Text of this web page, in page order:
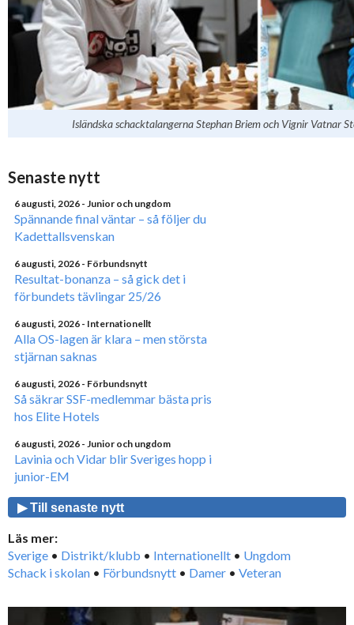
Isländska schacktalangerna Stephan Briem och Vignir Vatnar
Senaste nytt
6 augusti, 2026 - Junior och ungdom
Spännande final väntar – så följer du
Kadettallsvenskan
6 augusti, 2026 - Förbundsnytt
Resultat-bonanza – så gick det i
förbundets tävlingar 25/26
6 augusti, 2026 - Internationellt
Alla OS-lagen är klara – men största
stjärnan saknas
6 augusti, 2026 - Förbundsnytt
Så säkrar SSF-medlemmar bästa pris
hos Elite Hotels
6 augusti, 2026 - Junior och ungdom
Lavinia och Vidar blir Sveriges hopp i
junior-EM
▶ Till senaste nytt
Läs mer:
Sverige • Distrikt/klubb • Internationellt • Ungdom
Schack i skolan • Förbundsnytt • Damer • Veteran